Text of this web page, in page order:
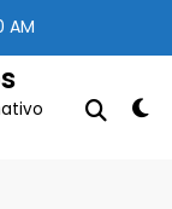
AM